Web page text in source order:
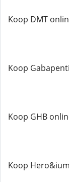
Koop DMT
Koop
Koop GHB
Koop